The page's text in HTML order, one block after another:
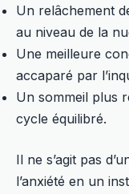
Un relâchement
au niveau de la
Une meilleure
accaparé par
Un sommeil plus
cycle équilibré.
Il ne s’agit pas
l’anxiété en un